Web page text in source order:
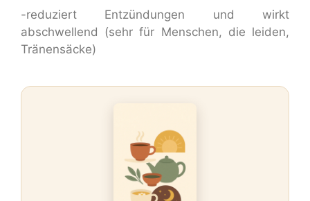
-reduziert Entzündungen und wirkt
abschwellend (sehr für Menschen, die leiden,
Tränensäcke)